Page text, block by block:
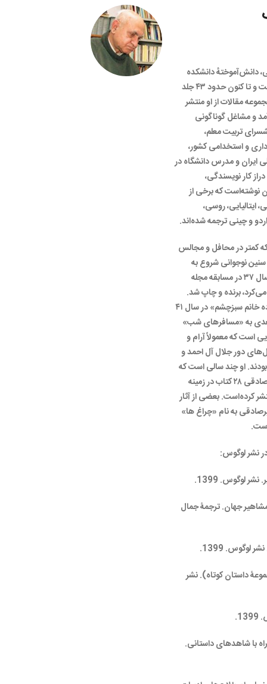
ایرانی، دانش‌آموختهٔ دانشکده
ادبیات و علوم انسانی دانشگاه تهران است و تا کنون حدود ۴۳ جلد
مقالات از او منتشر
و مشاغل گوناگونی
تربیت معلم،
و استخدامی کشور،
ایران و مدرس دانشگاه در
کار نویسندگی،
نوشته‌است که برخی از
ایتالیایی، روسی،
و چینی ترجمه شده‌اند.
کمتر در محافل و مجالس
نوجوانی شروع به
نوشتن کرده‌است و اولین داستانش در سال ۳۷ در مسابقه مجله
برنده و چاپ شد.
اولین مجموعه داستان او با نام «شاهزاده خانم سبزچشم» در سال ۴۱
به «مسافرهای شب»
است که معمولاً آرام و
دور جلال آل احمد و
او چند سالی است که
دیگرعضو کانون نویسندگان نیست. میرصادقی ۲۸ کتاب در زمینه
کرده‌است. بعضی از آثار
به نام «چراغ ها»
نشر لوگوس:
لوگوس. 1399.
جهان. ترجمۀ جمال
لوگوس. 1399.
داستان کوتاه). نشر
با شاهدهای داستانی.